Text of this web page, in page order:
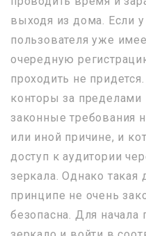
выходя из дома. Если у
пользователя уже
очередную
проходить не
конторы за пределами
законные требования
или иной причине, и
доступ к аудитории
зеркала. Однако такая
принципе не очень
безопасна. Для начала